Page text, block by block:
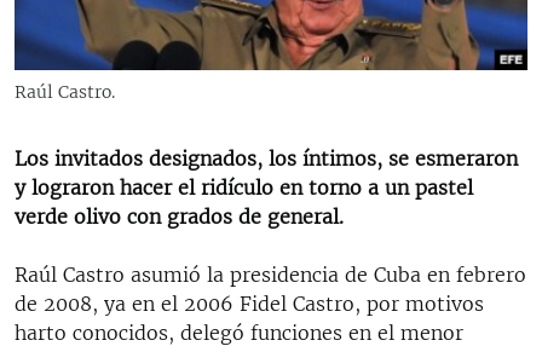
RADIO MARTÍ
ESPECIALES
LA REALIDAD DE LA VIVIENDA EN CUBA
SER VIEJO EN CUBA
LOS SANTOS DE HIALEAH
DESINFORMACIÓN RUSA EN AMÉRICA LATINA
EDITORIALES
SÍGUENOS
Raúl Castro.
Los invitados designados, los íntimos, se esmeraron
y lograron hacer el ridículo en torno a un pastel
verde olivo con grados de general.
Raúl Castro asumió la presidencia de Cuba en febrero
de 2008, ya en el 2006 Fidel Castro, por motivos
harto conocidos, delegó funciones en el menor